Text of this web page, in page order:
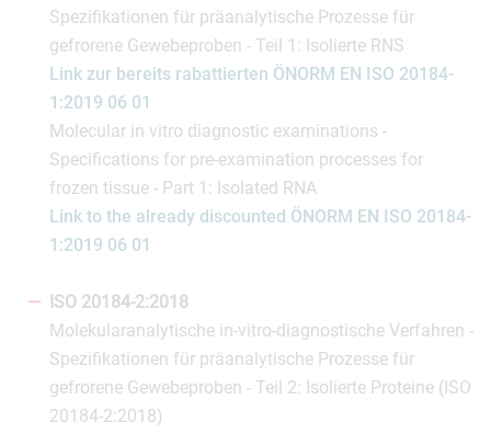
Spezifikationen für präanalytische Prozesse für
gefrorene Gewebeproben - Teil 1: Isolierte RNS
Link zur bereits rabattierten ÖNORM EN ISO 20184-
1:2019 06 01
Molecular in vitro diagnostic examinations -
Specifications for pre-examination processes for
frozen tissue - Part 1: Isolated RNA
Link to the already discounted ÖNORM EN ISO 20184-
1:2019 06 01
ISO 20184-2:2018
Molekularanalytische in-vitro-diagnostische Verfahren -
Spezifikationen für präanalytische Prozesse für
gefrorene Gewebeproben - Teil 2: Isolierte Proteine (ISO
20184-2:2018)